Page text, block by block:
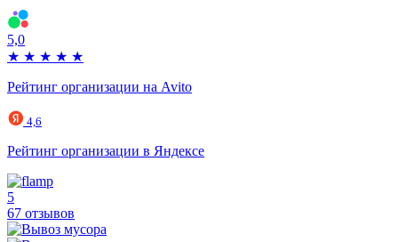
5,0
★ ★ ★ ★ ★
Рейтинг организации на Avito
4,6
Рейтинг организации в Яндексе
5
67 отзывов